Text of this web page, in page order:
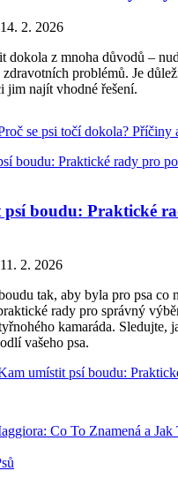
14. 2. 2026
dokola z mnoha důvodů –
zdravotních problémů. Je
jim najít vhodné řešení.
se psi točí dokola? Příčiny
boudu: Praktické
11. 2. 2026
tak, aby byla pro psa co
rady pro správný
kamaráda. Sledujte,
vašeho psa.
umístit psí boudu: